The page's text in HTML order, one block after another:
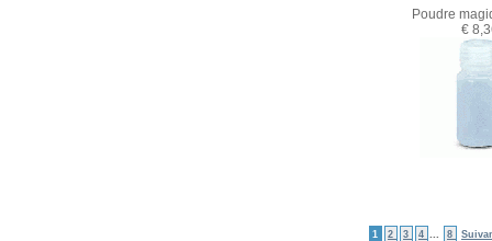
Poudre
€
1 2 3 4 8